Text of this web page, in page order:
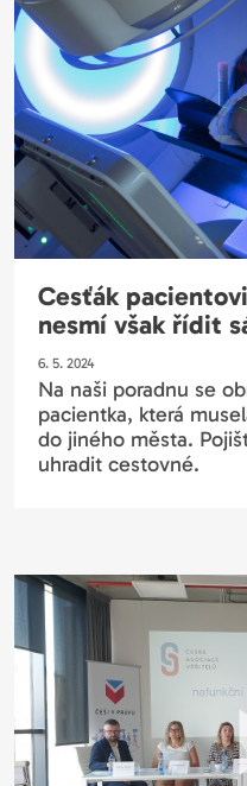
Cesťák
nesmí však řídit
6. 5. 2024
Na naši poradnu se
pacientka, která
do jiného města.
uhradit cestovné.